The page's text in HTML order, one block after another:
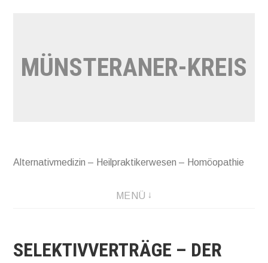
MÜNSTERANER-KREIS
Alternativmedizin – Heilpraktikerwesen – Homöopathie
MENÜ
SELEKTIVVERTRÄGE – DER